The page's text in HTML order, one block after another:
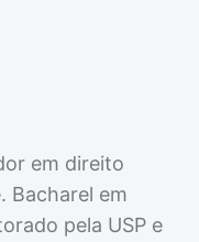
em direito
Bacharel em
pela USP e